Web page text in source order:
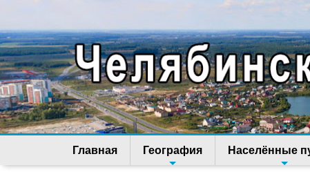
Главная География Населённые